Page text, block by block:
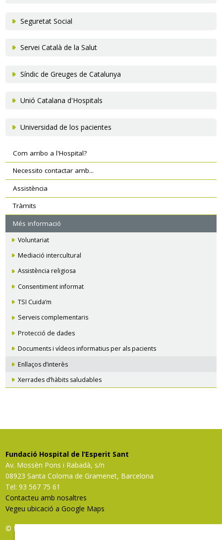
Seguretat Social
Servei Català de la Salut
Síndic de Greuges de Catalunya
Unió Catalana d'Hospitals
Universidad de los pacientes
secundària
Com arribo a l'Hospital?
Necessito contactar amb...
Assistència
Tràmits
Més informació
Voluntariat
Mediació intercultural
Assistència religiosa
Consentiment informat
TSI Cuida’m
Serveis complementaris
Protecció de dades
Documents i vídeos informatius per als pacients
Enllaços d’interès
Xerrades d’hàbits saludables
Fundació Hospital de l’Esperit Sant
Av. Mossèn Pons i Rabadà, s/n
08923 Santa Coloma de Gramenet, Barcelona
Tel: 93 567 75 61
Contacteu amb nosaltres
Vegeu ubicació a Google Maps
© FHES, tots els drets reservats